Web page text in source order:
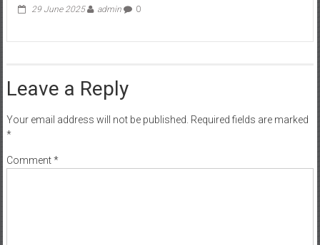
29 June 2025 admin 0
Leave a Reply
Your email address will not be published. Required fields are marked
*
Comment*